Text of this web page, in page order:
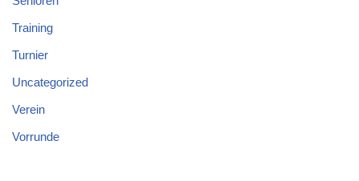
Training
Turnier
Uncategorized
Verein
Vorrunde